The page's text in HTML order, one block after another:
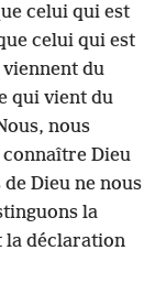
celui qui est
celui qui est
du
qui vient du
nous
connaître Dieu
Dieu ne nous
la
la déclaration